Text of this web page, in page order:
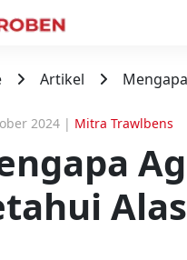
Artikel
2024 | Mitra Trawlbens